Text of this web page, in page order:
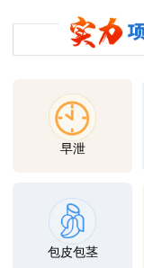
早泄
包皮包茎